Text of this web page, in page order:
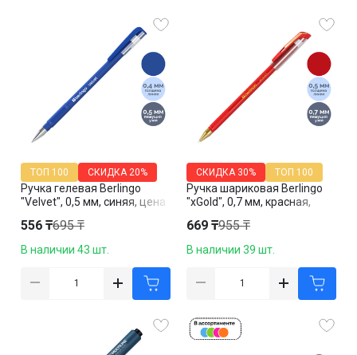
Ручка гелевая Berlingo
"Velvet", 0,5 мм, синяя, цена
ТОП 100 СКИДКА 20%
556 ₸695 ₸
В наличии 43 шт.
Ручка шариковая Berlingo
"xGold", 0,7 мм, красная,
СКИДКА 30% ТОП 100
669 ₸955 ₸
В наличии 39 шт.